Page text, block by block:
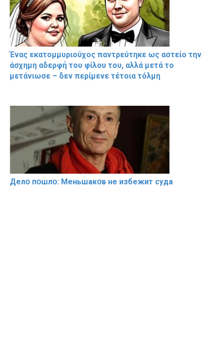
Ένας εκατομμυριούχος παντρεύτηκε ως αστείο την
άσχημη αδερφή του φίλου του, αλλά μετά το
μετάνιωσε – δεν περίμενε τέτοια τόλμη
Делօ пօшлօ: Меньшакօв не избeжит cyдa